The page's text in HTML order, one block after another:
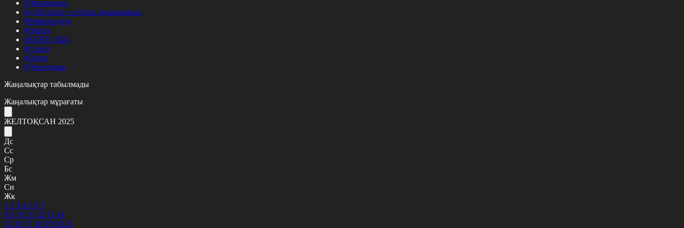
#Экономика
#«100 кітап» ұлттық сауалнамасы
#Референдум
#Оқиға
#EURO 2024
#Спорт
#Әлем
#Денсаулық
Жаңалықтар табылмады
Жаңалықтар мұрағаты
ЖЕЛТОҚСАН 2025
Дс
Сс
Ср
Бс
Жм
Сн
Жк
1 2 3 4 5 6 7
8 9 10 11 12 13 14
15 16 17 18 19 20 21